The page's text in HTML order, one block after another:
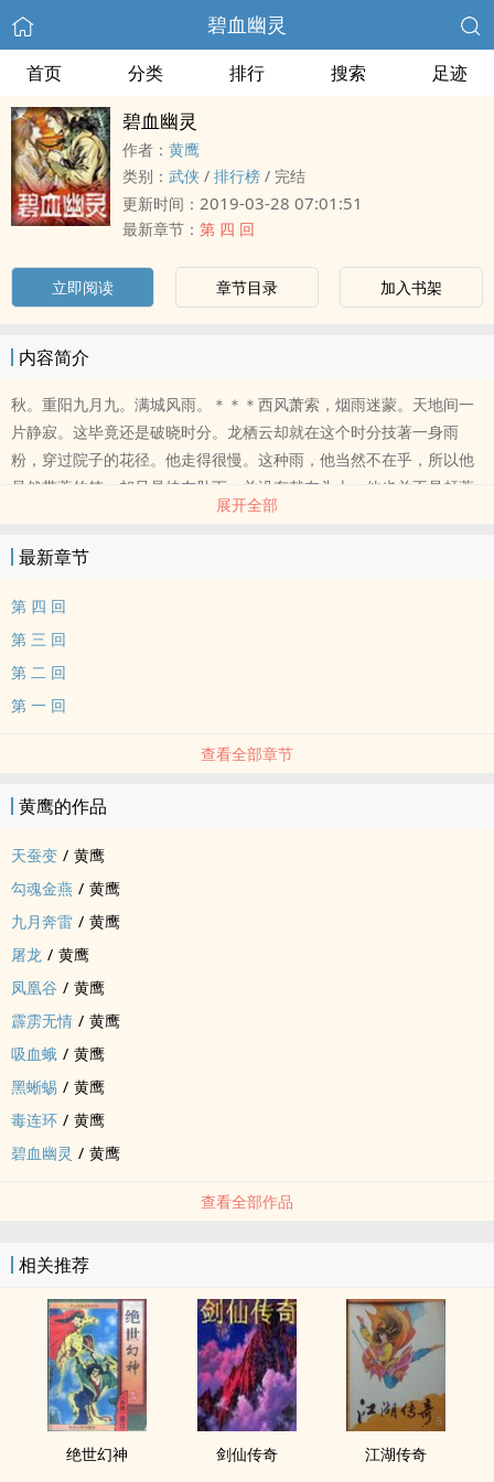
碧血幽灵
首页 分类 排行 搜索 足迹
碧血幽灵
作者： 黄鹰
类别： 武侠 / 排行榜 / 完结
更新时间： 2019-03-28 07:01:51
最新章节： 第 四 回
立即阅读 章节目录 加入书架
内容简介
秋。重阳九月九。满城风雨。＊＊＊西风萧索，烟雨迷蒙。天地间一
片静寂。这毕竟还是破晓时分。龙栖云却就在这个时分技著一身雨
粉，穿过院子的花径。他走得很慢。这种雨，他当然不在乎，所以他
虽然带著竹笠，却只是挟在肋下，并没有戴在头上。他也并不是赶著
外出。管家龙立紧跟在他身後，一脸的奇怪之色。走过了花径，他忍
道：“今天是什麽日子？”龙立不假思索道：“重阳。”龙楼云又问道：
“古历这天又应该如何？”
展开全部
最新章节
第 四 回
第 三 回
第 二 回
第 一 回
查看全部章节
黄鹰的作品
天蚕变 / 黄鹰
勾魂金燕 / 黄鹰
九月奔雷 / 黄鹰
屠龙 / 黄鹰
凤凰谷 / 黄鹰
霹雳无情 / 黄鹰
吸血蛾 / 黄鹰
黑蜥蜴 / 黄鹰
毒连环 / 黄鹰
碧血幽灵 / 黄鹰
查看全部作品
相关推荐
绝世幻神 剑仙传奇 江湖传奇